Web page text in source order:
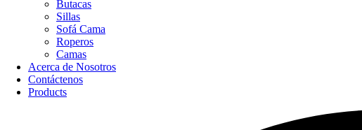
Butacas
Sillas
Sofá Cama
Roperos
Camas
Acerca de Nosotros
Contáctenos
Products